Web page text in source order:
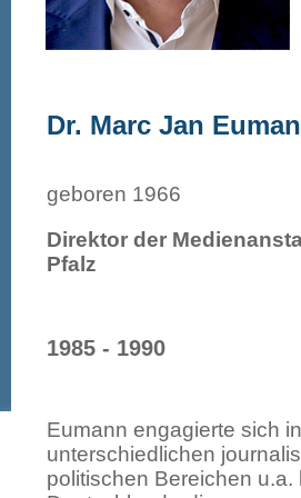
Dr. Marc Jan
geboren 1966
Direktor der
Pfalz
1985 - 1990
Eumann engagierte sich in
unterschiedlichen
politischen Bereichen u.a.
Diese Webseite verwendet Cookies,
Surfen zu ermöglichen.
Bitte